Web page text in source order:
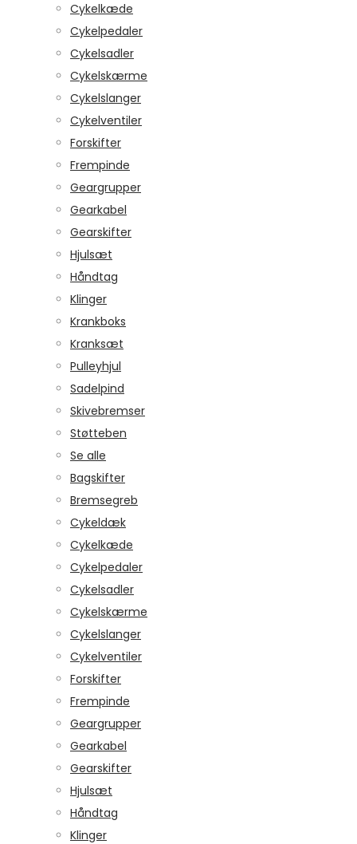
Cykelkæde
Cykelpedaler
Cykelsadler
Cykelskærme
Cykelslanger
Cykelventiler
Forskifter
Frempinde
Geargrupper
Gearkabel
Gearskifter
Hjulsæt
Håndtag
Klinger
Krankboks
Kranksæt
Pulleyhjul
Sadelpind
Skivebremser
Støtteben
Se alle
Bagskifter
Bremsegreb
Cykeldæk
Cykelkæde
Cykelpedaler
Cykelsadler
Cykelskærme
Cykelslanger
Cykelventiler
Forskifter
Frempinde
Geargrupper
Gearkabel
Gearskifter
Hjulsæt
Håndtag
Klinger